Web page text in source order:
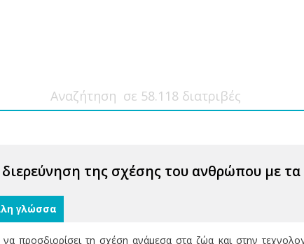
διερεύνηση της σχέσης του ανθρώπου με
γλώσσα
να προσδιορίσει τη σχέση ανάμεσα στα ζώα και στην